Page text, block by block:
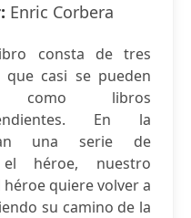
Enric Corbera
consta de tres
que casi se pueden
como libros
En la
una serie de
el héroe, nuestro
quiere volver a
su camino de la